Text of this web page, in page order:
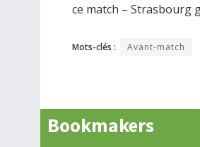
ce match – Strasbourg
Mots-clés : Avant-match
Bookmakers